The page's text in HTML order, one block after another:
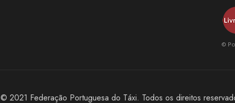
©
© 2021 Federação Portuguesa do Táxi. Todos os direitos